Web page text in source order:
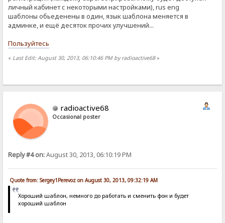
личный кабинет с некоторыми настройками), rus eng
шаблоны обьеденены в один, язык шаблона меняется в
админке, и ещё десяток прочих улучшений...
Пользуйтесь
« Last Edit: August 30, 2013, 06:10:46 PM by radioactive68»
radioactive68
Occasional poster
Reply #4 on:August 30, 2013, 06:10:19 PM
Quote from: Sergey1Perevoz on August 30, 2013, 09:32:19 AM
Хороший шаблон, немного до работать и сменить фон и будет
хороший шаблон